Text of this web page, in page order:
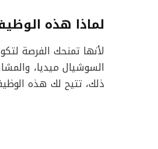
لماذا هذه
لأنها تمنحك الفرصة
السوشيال ميديا،
ذلك، تتيح لك هذه